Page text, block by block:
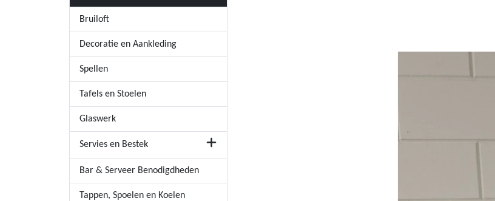
Bruiloft
Decoratie en Aankleding
Spellen
Tafels en Stoelen
Glaswerk
Servies en Bestek
Bar & Serveer Benodigdheden
Tappen, Spoelen en Koelen